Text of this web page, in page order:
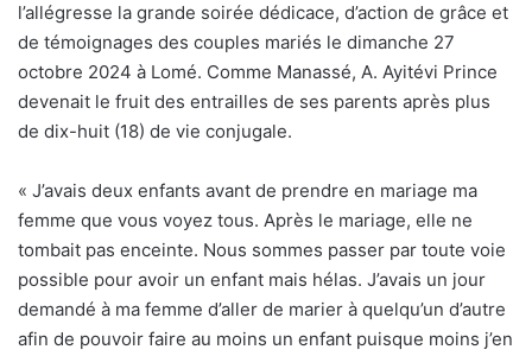
l’allégresse la grande soirée dédicace, d’action de grâce et
de témoignages des couples mariés le dimanche 27
octobre 2024 à Lomé. Comme Manassé, A. Ayitévi Prince
devenait le fruit des entrailles de ses parents après plus
de dix-huit (18) de vie conjugale.
« J’avais deux enfants avant de prendre en mariage ma
femme que vous voyez tous. Après le mariage, elle ne
tombait pas enceinte. Nous sommes passer par toute voie
possible pour avoir un enfant mais hélas. J’avais un jour
demandé à ma femme d’aller de marier à quelqu’un d’autre
afin de pouvoir faire au moins un enfant puisque moins j’en